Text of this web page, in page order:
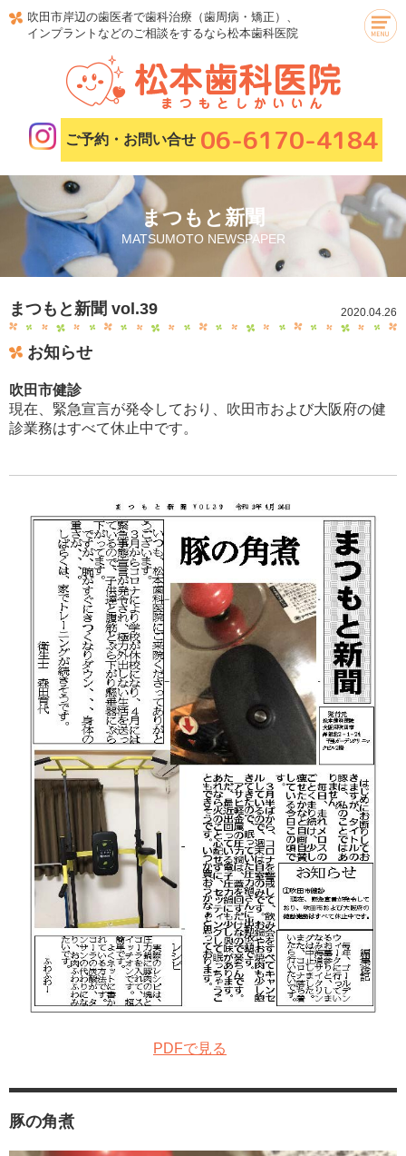
吹田市岸辺の歯医者で歯科治療（歯周病・矯正）、
インプラントなどのご相談をするなら松本歯科医院
ご予約・お問い合せ 06-6170-4184
まつもと新聞
MATSUMOTO NEWSPAPER
2020.04.26
まつもと新聞 vol.39
お知らせ
吹田市健診
現在、緊急宣言が発令しており、吹田市および大阪府の健
診業務はすべて休止中です。
PDFで見る
豚の角煮